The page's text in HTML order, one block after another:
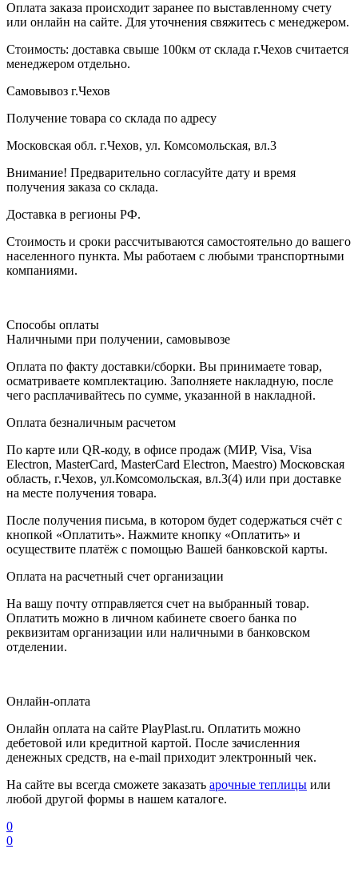
Оплата заказа происходит заранее по выставленному счету
или онлайн на сайте. Для уточнения свяжитесь с менеджером.
Стоимость: доставка свыше 100км от склада г.Чехов считается
менеджером отдельно.
Самовывоз г.Чехов
Получение товара со склада по адресу
Московская обл. г.Чехов, ул. Комсомольская, вл.3
Внимание! Предварительно согласуйте дату и время
получения заказа со склада.
Доставка в регионы РФ.
Стоимость и сроки рассчитываются самостоятельно до вашего
населенного пункта. Мы работаем с любыми транспортными
компаниями.
Способы оплаты
Наличными при получении, самовывозе
Оплата по факту доставки/сборки. Вы принимаете товар,
осматриваете комплектацию. Заполняете накладную, после
чего расплачивайтесь по сумме, указанной в накладной.
Оплата безналичным расчетом
По карте или QR-коду, в офисе продаж (МИР, Visa, Visa
Electron, MasterCard, MasterCard Electron, Maestro) Московская
область, г.Чехов, ул.Комсомольская, вл.3(4) или при доставке
на месте получения товара.
После получения письма, в котором будет содержаться счёт с
кнопкой «Оплатить». Нажмите кнопку «Оплатить» и
осуществите платёж с помощью Вашей банковской карты.
Оплата на расчетный счет организации
На вашу почту отправляется счет на выбранный товар.
Оплатить можно в личном кабинете своего банка по
реквизитам организации или наличными в банковском
отделении.
Онлайн-оплата
Онлайн оплата на сайте PlayPlast.ru. Оплатить можно
дебетовой или кредитной картой. После зачисленния
денежных средств, на e-mail приходит электронный чек.
На сайте вы всегда сможете заказать арочные теплицы или
любой другой формы в нашем каталоге.
0
0